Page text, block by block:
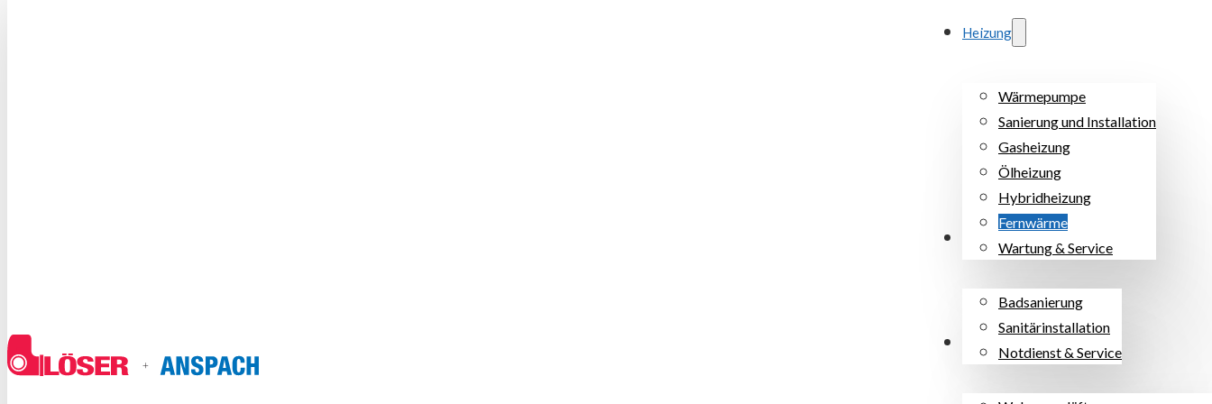
Heizung
Wärmepumpe
Sanierung und Installation
Gasheizung
Ölheizung
Hybridheizung
Fernwärme
Wartung & Service
Badsanierung
Sanitärinstallation
Notdienst & Service